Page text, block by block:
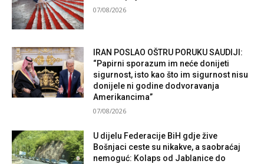
07/08/2026
IRAN POSLAO OŠTRU PORUKU SAUDIJI:
“Papirni sporazum im neće donijeti
sigurnost, isto kao što im sigurnost nisu
donijele ni godine dodvoravanja
Amerikancima”
07/08/2026
U dijelu Federacije BiH gdje žive
Bošnjaci ceste su nikakve, a saobraćaj
nemoguć: Kolaps od Jablanice do